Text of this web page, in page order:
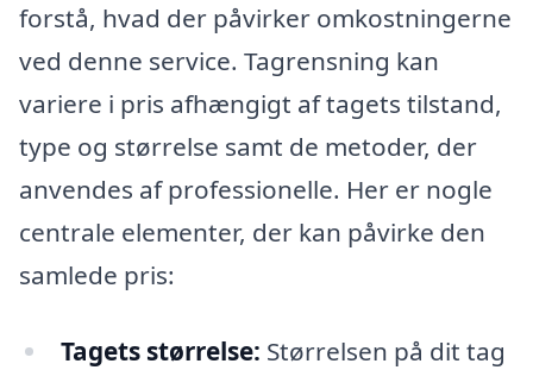
forstå, hvad der påvirker omkostningerne
ved denne service. Tagrensning kan
variere i pris afhængigt af tagets tilstand,
type og størrelse samt de metoder, der
anvendes af professionelle. Her er nogle
centrale elementer, der kan påvirke den
samlede pris:
Tagets størrelse: Størrelsen på dit tag